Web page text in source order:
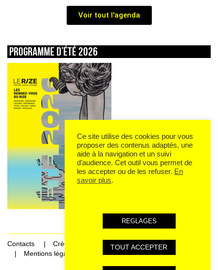
Voir tout l'agenda
Programme d’été 2026
Contacts
Crédits
Mentions légales et données personnelles
Ce site utilise des cookies pour vous
proposer des contenus adaptés, une
aide à la navigation et un suivi
d’audience. Cet outil vous permet de
les accepter ou de les refuser. En
savoir plus.
REGLAGES
TOUT ACCEPTER